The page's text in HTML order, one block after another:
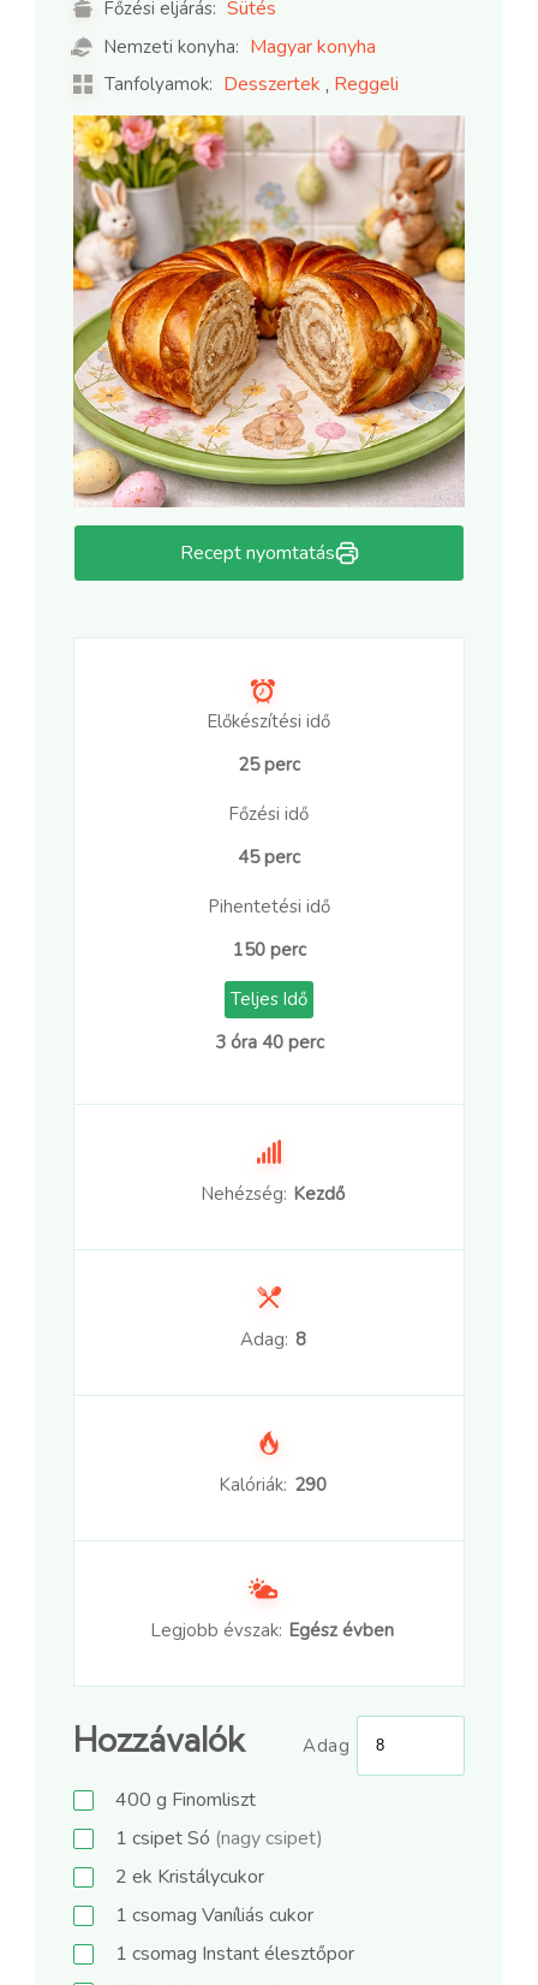
Főzési eljárás: Sütés
Nemzeti konyha: Magyar konyha
Tanfolyamok: Desszertek , Reggeli
Recept nyomtatás
Előkészítési idő
25 perc
Főzési idő
45 perc
Pihentetési idő
150 perc
Teljes Idő
3 óra 40 perc
Nehézség: Kezdő
Adag: 8
Kalóriák: 290
Legjobb évszak: Egész évben
Hozzávalók Adag
400 g Finomliszt
1 csipetSó (nagy csipet)
2 ek Kristálycukor
1 csomag Vaníliás cukor
1 csomag Instant élesztőpor